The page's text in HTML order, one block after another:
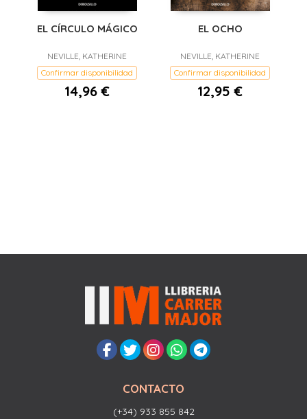
EL CÍRCULO MÁGICO
NEVILLE, KATHERINE
Confirmar disponibilidad
14,96 €
EL OCHO
NEVILLE, KATHERINE
Confirmar disponibilidad
12,95 €
CONTACTO
(+34) 933 855 842